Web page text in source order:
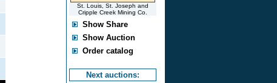
St. Louis, St. Joseph and
Cripple Creek Mining Co.
Show Share
Show Auction
Order catalog
Next auctions: